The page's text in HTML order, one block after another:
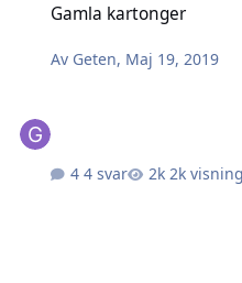
Gamla kartonger
Av Geten, Maj 19, 2019
4 svar 2k